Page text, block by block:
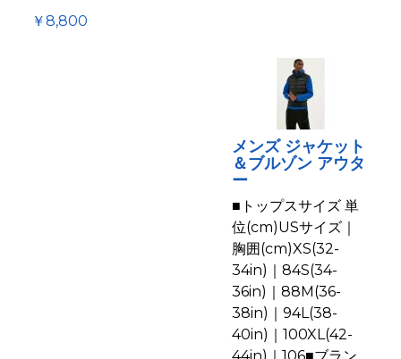
￥8,800
メンズ ジャケット
＆ブルゾン アウタ
ー
■トップスサイズ 単
位(cm)USサイズ｜
胸囲(cm)XS(32-
34in)｜84S(34-
36in)｜88M(36-
38in)｜94L(38-
40in)｜100XL(42-